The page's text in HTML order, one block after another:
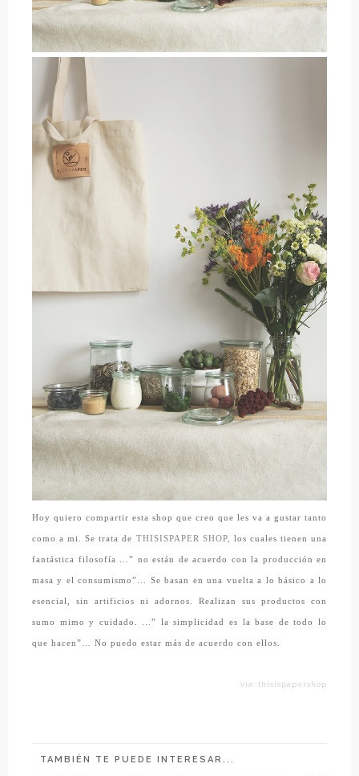
Hoy quiero compartir esta shop que creo que les va a gustar tanto
como a mi. Se trata de THISISPAPER SHOP, los cuales tienen una
fantástica filosofía ...” no están de acuerdo con la producción en
masa y el consumismo”… Se basan en una vuelta a lo básico a lo
esencial, sin artificios ni adornos. Realizan sus productos con
sumo mimo y cuidado. …” la simplicidad es la base de todo lo
que hacen”… No puedo estar más de acuerdo con ellos.
vía: thisispapershop
TAMBIÉN TE PUEDE INTERESAR...